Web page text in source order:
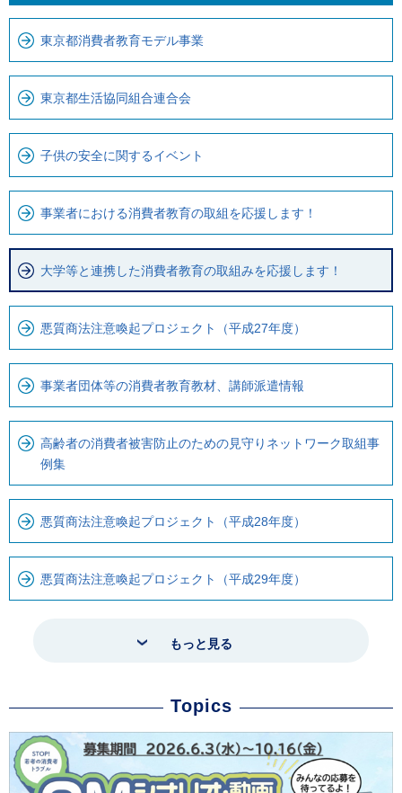
ま
で
す
ロ
カ
ル
ビ
で
す
東京都消費者教育モデル事業
東京都生活協同組合連合会
子供の安全に関するイベント
事業者における消費者教育の取組を応援します！
大学等と連携した消費者教育の取組みを応援します！
悪質商法注意喚起プロジェクト（平成27年度）
事業者団体等の消費者教育教材、講師派遣情報
高齢者の消費者被害防止のための見守りネットワーク取組事
例集
悪質商法注意喚起プロジェクト（平成28年度）
悪質商法注意喚起プロジェクト（平成29年度）
もっと見る
Topics